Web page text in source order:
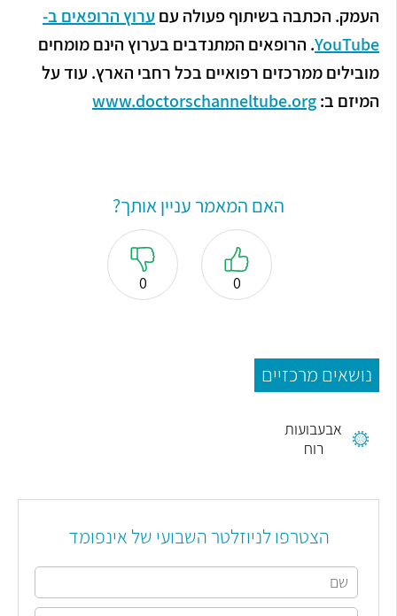
העמק. הכתבה בשיתוף פעולה עם ערוץ הרופאים ב-
YouTube. הרופאים המתנדבים בערוץ הינם מומחים
מובילים ממרכזים רפואיים בכל רחבי הארץ. עוד על
המיזם ב:www.doctorschanneltube.org
האם המאמר עניין אותך?
0
0
נושאים מרכזיים
אבעבועות
רוח
הצטרפו לניוזלטר השבועי של אינפומד